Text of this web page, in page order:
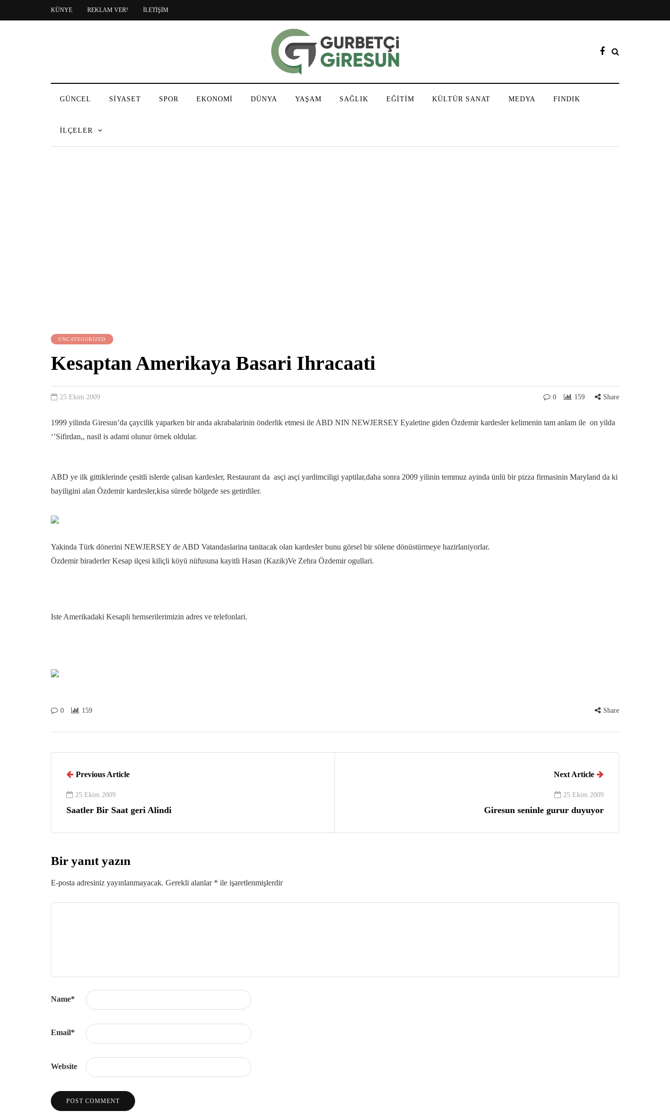
KÜNYE REKLAM VER! İLETİŞİM
GÜNCEL SİYASET SPOR EKONOMİ DÜNYA YAŞAM SAĞLIK EĞİTİM KÜLTÜR SANAT MEDYA FINDIK
İLÇELER
UNCATEGORIZED
Kesaptan Amerikaya Basari Ihracaati
25 Ekim 2009 0 159 Share
1999 yilinda Giresun’da çaycilik yaparken bir anda akrabalarinin önderlik etmesi ile ABD NIN NEWJERSEY Eyaletine giden Özdemir kardesler kelimenin tam anlam ile on yilda
‘’Sifirdan,, nasil is adami olunur örnek oldular.
ABD ye ilk gittiklerinde çesitli islerde çalisan kardesler, Restaurant da asçi asçi yardimciligi yaptilar,daha sonra 2009 yilinin temmuz ayinda ünlü bir pizza firmasinin Maryland da ki
bayiligini alan Özdemir kardesler,kisa sürede bölgede ses getirdiler.
Yakinda Türk dönerini NEWJERSEY de ABD Vatandaslarina tanitacak olan kardesler bunu görsel bir sölene dönüstürmeye hazirlaniyorlar.
Özdemir biraderler Kesap ilçesi kiliçli köyü nüfusuna kayitli Hasan (Kazik)Ve Zehra Özdemir ogullari.
Iste Amerikadaki Kesapli hemserilerimizin adres ve telefonlari.
0 159 Share
Previous Article
25 Ekim 2009
Saatler Bir Saat geri Alindi
Next Article
25 Ekim 2009
Giresun seninle gurur duyuyor
Bir yanıt yazın
E-posta adresiniz yayınlanmayacak. Gerekli alanlar * ile işaretlenmişlerdir
Name*
Email*
Website